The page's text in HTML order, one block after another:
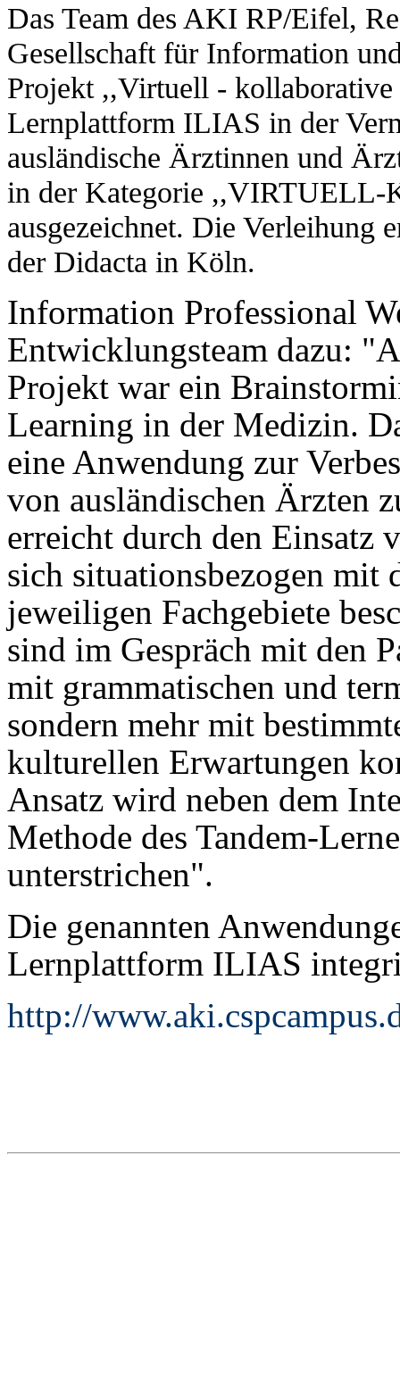
Das Team des AKI RP/Eifel,
Gesellschaft für Information
Projekt ,,Virtuell -
Lernplattform ILIAS in der
ausländische Ärztinnen und
in der Kategorie
ausgezeichnet. Die Verleihung
der Didacta in Köln.
Information Professional
Entwicklungsteam dazu:
Projekt war ein
Learning in der Medizin.
eine Anwendung zur
von ausländischen Ärzten
erreicht durch den Einsatz
sich situationsbezogen mit
jeweiligen Fachgebiete
sind im Gespräch mit den
mit grammatischen und
sondern mehr mit
kulturellen Erwartungen
Ansatz wird neben dem
Methode des Tandem-
unterstrichen".
Die genannten
Lernplattform ILIAS
http://